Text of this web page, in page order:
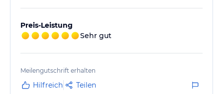
Preis-Leistung
Sehr gut
Meilengutschrift erhalten
Hilfreich Teilen